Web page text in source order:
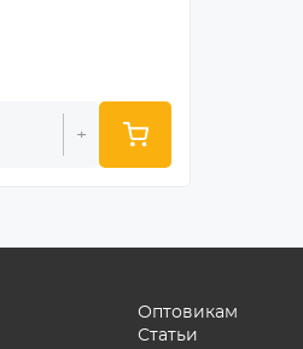
+
Оптовикам
Статьи